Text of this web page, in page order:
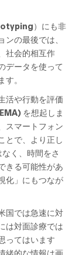
）にも非
の最後では、
社会的相互作
データを使って
。
活や行動を評価
を想起しま
スマートフォン
とで、より正し
く、時間をさ
きる可能性があ
化」にもつなが
国では急速に対
は対面診療では
ってはいます
緒的な情報は画